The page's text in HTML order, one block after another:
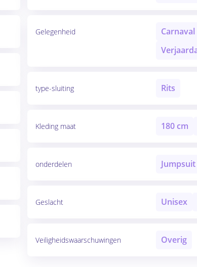
Gelegenheid Carnaval
type-sluiting Rits
Kleding maat 180 cm
onderdelen
Geslacht Unisex
Veiligheidswaarschuwingen Overig